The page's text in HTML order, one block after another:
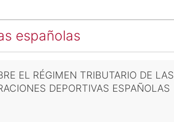
españolas
EL RÉGIMEN TRIBUTARIO DE LAS
DEPORTIVAS ESPAÑOLAS